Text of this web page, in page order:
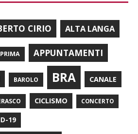
CIRIO ALTA LANGA
APPUNTAMENTI
BAROLO BRA CANALE
CICLISMO CONCERTO
19